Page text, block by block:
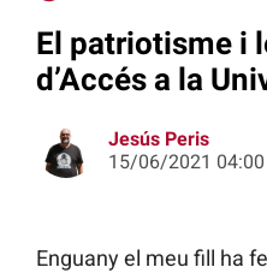
El patriotisme i
d’Accés a la
Jesús Peris
15/06/2021 04:00
Enguany el meu fill ha